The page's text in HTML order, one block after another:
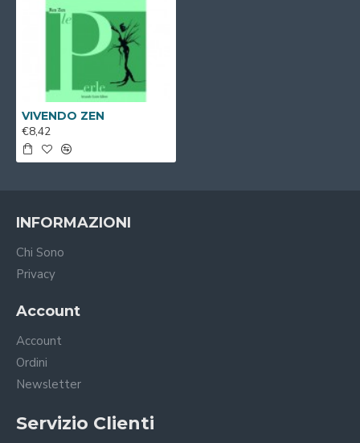
VIVENDO ZEN
€8,42
INFORMAZIONI
Chi Sono
Privacy
Account
Account
Ordini
Newsletter
Servizio Clienti